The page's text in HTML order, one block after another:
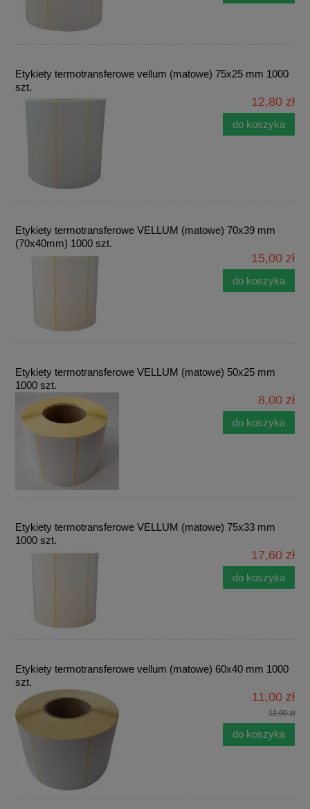
Etykiety termotransferowe vellum (matowe) 75x25 mm 1000
szt.
12,80 zł
do koszyka
Etykiety termotransferowe VELLUM (matowe) 70x39 mm
(70x40mm) 1000 szt.
15,00 zł
do koszyka
Etykiety termotransferowe VELLUM (matowe) 50x25 mm
1000 szt.
8,00 zł
do koszyka
Etykiety termotransferowe VELLUM (matowe) 75x33 mm
1000 szt.
17,60 zł
do koszyka
Etykiety termotransferowe vellum (matowe) 60x40 mm 1000
szt.
11,00 zł
12,00 zł
do koszyka